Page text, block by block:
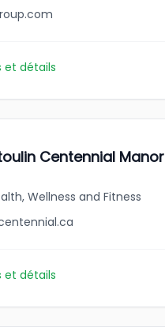
et détails
Centennial Manor
Wellness and Fitness
et détails